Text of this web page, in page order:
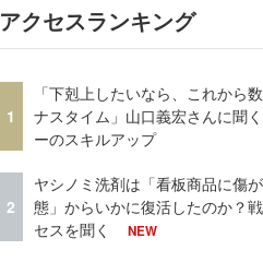
アクセスランキング
1
「下剋上したいなら、これから
ナスタイム」山口義宏さんに聞
ーのスキルアップ
2
ヤシノミ洗剤は「看板商品に傷
態」からいかに復活したのか？
セスを聞く
NEW